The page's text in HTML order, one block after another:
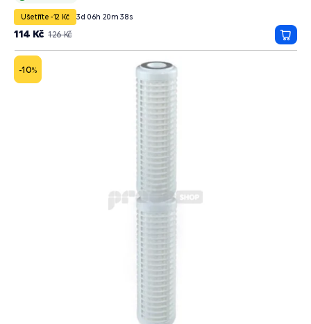
Ušetříte -12 Kč 3d 06h 20m 37s
126 Kč
114 Kč
do
-10%